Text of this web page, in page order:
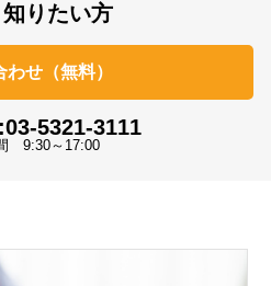
りたい方
わせ（無料）
5321-3111
9:30～17:00